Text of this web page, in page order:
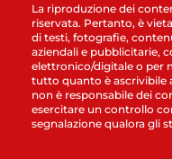
La riproduzione dei
riservata. Pertanto, è
di testi, fotografie,
aziendali e pubblicitarie,
elettronico/digitale o per
tutto quanto è ascrivibile
non è responsabile dei
esercitare un controllo
segnalazione qualora gli